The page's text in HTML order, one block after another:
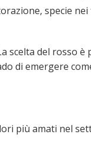
specie
scelta del rosso è
di emergere
più amati nel